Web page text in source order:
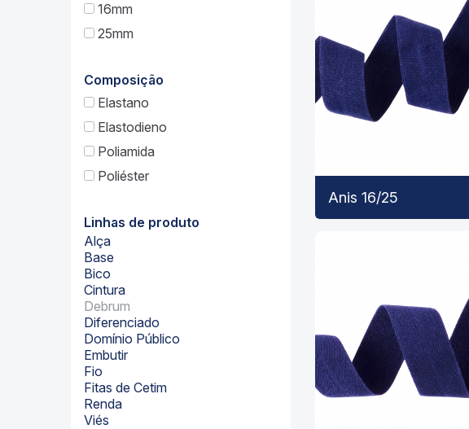
Anis 16/25
16mm
25mm
Composição
Elastano
Elastodieno
Poliamida
Poliéster
Linhas de produto
Alça
Base
Bico
Cintura
Debrum
Diferenciado
Domínio Público
Embutir
Fio
Fitas de Cetim
Renda
Viés